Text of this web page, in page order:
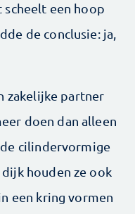
scheelt een hoop
de conclusie: ja,
zakelijke partner
doen dan alleen
cilindervormige
houden ze ook
een kring vormen